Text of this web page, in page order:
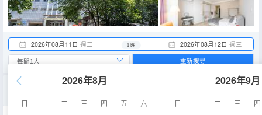
2026年08月11日 週二 2026年08月12日 週三
1 晚
2026年8月
日 一 二 三 四 五
六
2026年9月
日 一 二 三
四
重新搜尋